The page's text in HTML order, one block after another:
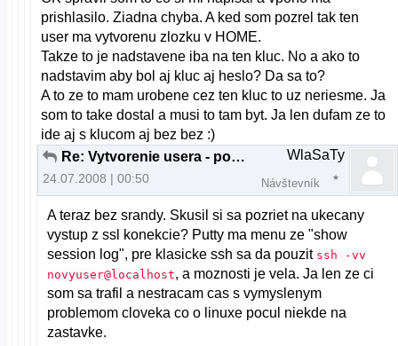
prishlasilo. Ziadna chyba. A ked som pozrel tak ten
user ma vytvorenu zlozku v HOME.
Takze to je nadstavene iba na ten kluc. No a ako to
nadstavim aby bol aj kluc aj heslo? Da sa to?
A to ze to mam urobene cez ten kluc to uz neriesme. Ja
som to take dostal a musi to tam byt. Ja len dufam ze to
ide aj s klucom aj bez bez :)
Re: Vytvorenie usera - pomoc
24.07.2008 | 00:50
WlaSaTy
Návštevník
A teraz bez srandy. Skusil si sa pozriet na ukecany
vystup z ssl konekcie? Putty ma menu ze "show
session log", pre klasicke ssh sa da pouzit ssh -vv
novyuser@localhost, a moznosti je vela. Ja len ze ci
som sa trafil a nestracam cas s vymyslenym
problemom cloveka co o linuxe pocul niekde na
zastavke.